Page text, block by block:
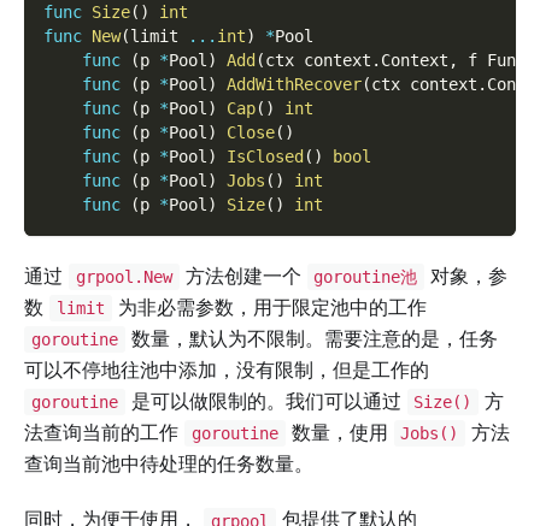
func Size( )
int
func New(limit ... int) *Pool
func
(p *Pool ) Add(ctx context . Context , f Func
func
(p *Pool ) AddWithRecover(ctx context .
func
(p *Pool ) Cap( )
int
func
(p *Pool ) Close( )
func
(p *Pool ) IsClosed( )
bool
func
(p *Pool ) Jobs ( )
int
func
(p *Pool ) Size( ) int
通过 grpool.New 方法创建一个 goroutine池
对象，参
数
limit 为非必需参数，用于限定池中的工作
goroutine
数量，默认为不限制。需要注意的是，任务
可以不停地往池中添加，没有限制，但是工作的
goroutine 是可以做限制的。我们可以通过 Size()
方
法查询当前的工作
goroutine 数量，使用 Jobs()
方法
查询当前池中待处理的任务数量。
同时，为便于使用， grpool 包提供了默认的